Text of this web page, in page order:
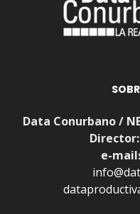
Data Conurbano /
Director:
e-